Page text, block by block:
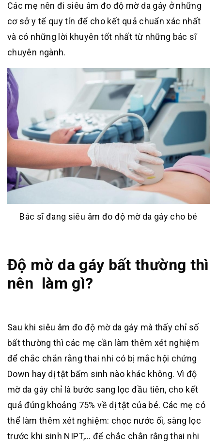
Các mẹ nên đi siêu âm đo độ mờ da gáy ở những
cơ sở y tế quy tín để cho kết quả chuẩn xác nhất
và có những lời khuyên tốt nhất từ những bác sĩ
chuyên ngành.
Bác sĩ đang siêu âm đo độ mờ da gáy cho bé
Độ mờ da gáy bất thường thì
nên làm gì?
Sau khi siêu âm đo độ mờ da gáy mà thấy chỉ số
bất thường thì các mẹ cần làm thêm xét nghiệm
để chắc chắn rằng thai nhi có bị mắc hội chứng
Down hay dị tật bẩm sinh nào khác không. Vì độ
mờ da gáy chỉ là bước sang lọc đầu tiên, cho kết
quả đúng khoảng 75% về dị tật của bé. Các mẹ có
thể làm thêm xét nghiệm: chọc nước ối, sàng lọc
trước khi sinh NIPT,… để chắc chắn rằng thai nhi